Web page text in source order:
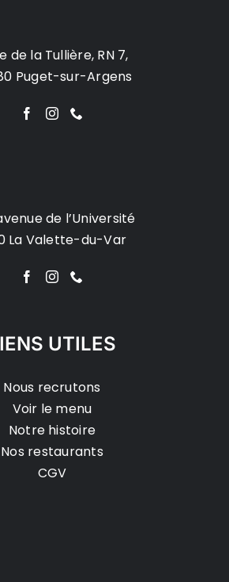
de la Tullière, RN 7,
Puget-sur-Argens
de l’Université
La Valette-du-Var
UTILES
Nous recrutons
Voir le menu
Notre histoire
Nos restaurants
CGV